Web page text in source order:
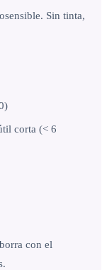
Sin tinta,
corta (< 6
con el